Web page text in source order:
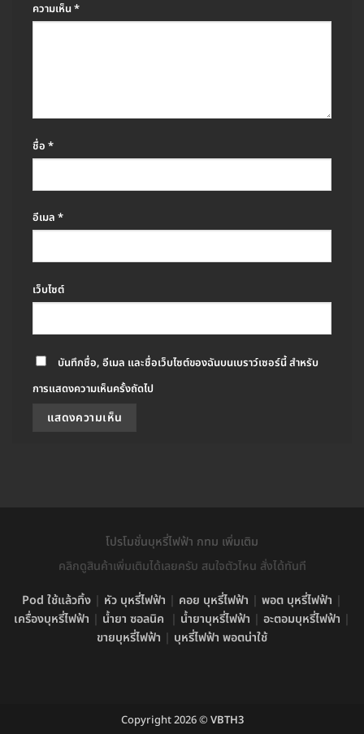
ความเห็น*
ชื่อ *
อีเมล *
เว็บไซต์
บันทึกชื่อ, อีเมล และชื่อเว็บไซต์ของฉันบนเบราว์เซอร์นี้ สำหรับ
การแสดงความเห็นครั้งถัดไป
โปรโมชั่นบุหรี่ไฟฟ้า กทม เพิ่มเติม
คลิกดูสินค้าเพิ่มเติมได้เลยครับ สนใจตัวไหน สั่งได้ทันที
Pod ใช้แล้วทิ้ง | หัว บุหรี่ไฟฟ้า | คอย บุหรี่ไฟฟ้า | พอต บุหรี่ไฟฟ้า |
เครื่องบุหรี่ไฟฟ้า | น้ำยา ซอลนิค | น้ำยาบุหรี่ไฟฟ้า | อะตอมบุหรี่ไฟฟ้า |
ขายบุหรี่ไฟฟ้า | บุหรี่ไฟฟ้า พอตน่าใช้
Copyright 2026 © VBTH3